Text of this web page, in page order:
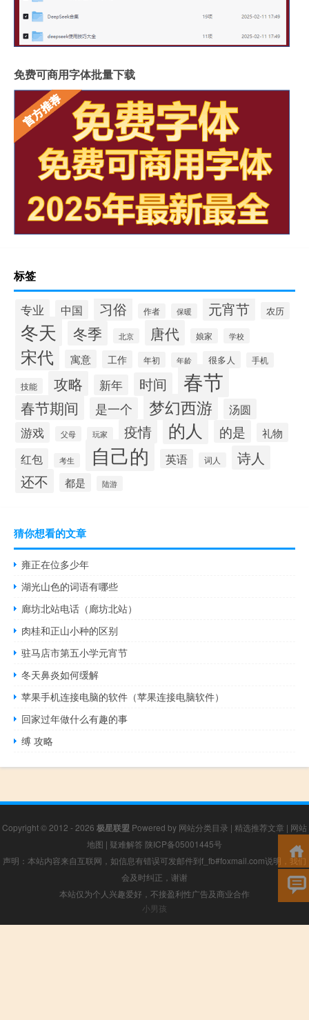
免费可商用字体批量下载
标签
专业 中国 习俗 作者 保暖 元宵节 农历
冬天 冬季 北京 唐代 娘家 学校
宋代 寓意 工作 年初 年龄 很多人 手机
技能 攻略 新年 时间 春节
春节期间 是一个 梦幻西游
汤圆
游戏
父母 玩家 疫情 的人 的是 礼物
红包 考生 自己的 英语 词人
诗人
还不
都是 陆游
猜你想看的文章
雍正在位多少年
湖光山色的词语有哪些
廊坊北站电话（廊坊北站）
肉桂和正山小种的区别
驻马店市第五小学元宵节
冬天鼻炎如何缓解
苹果手机连接电脑的软件（苹果连接电脑软件）
回家过年做什么有趣的事
缚 攻略
Copyright © 2012 - 2026 极星联盟 Powered by 网站分类目录 | 精选推荐文章 | 网站
地图 | 疑难解答 陕ICP备05001445号
声明：本站内容来自互联网，如信息有错误可发邮件到f_fb#foxmail.com说明，我们
会及时纠正，谢谢
本站仅为个人兴趣爱好，不接盈利性广告及商业合作
小男孩